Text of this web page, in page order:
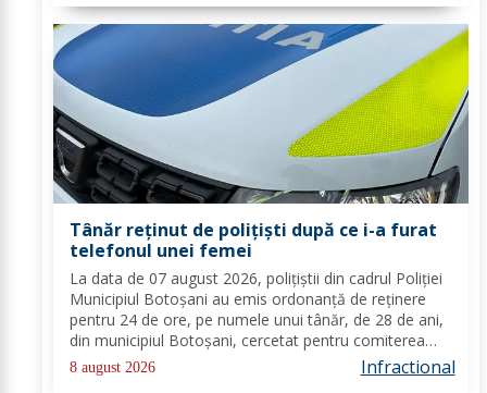
Tânăr reținut de polițiști după ce i-a furat
telefonul unei femei
La data de 07 august 2026, polițiștii din cadrul Poliției
Municipiul Botoșani au emis ordonanță de reținere
pentru 24 de ore, pe numele unui tânăr, de 28 de ani,
din municipiul Botoșani, cercetat pentru comiterea
infracțiunii de furt. În urma probatoriului administrat,
s-a stabilit faptul că, în...
8 august 2026 Infractional